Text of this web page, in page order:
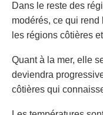
Dans le reste des
modérés, ce qui
les régions côtières
Quant à la mer, elle
deviendra
côtières qui